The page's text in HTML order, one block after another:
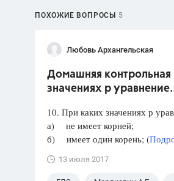
ПОХОЖИЕ ВОПРОСЫ 5
Любовь Архангельская
Домашняя
значениях р
10. При каких значениях р
а) не имеет корней;
б) имеет один корень; (
13 июля 2017